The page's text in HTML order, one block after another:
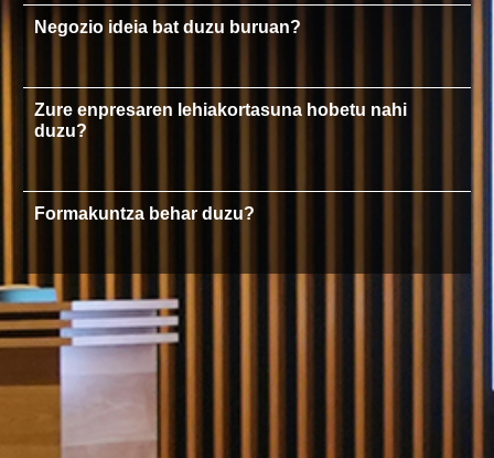
Negozio ideia bat duzu buruan?
Zure enpresaren lehiakortasuna hobetu nahi
duzu?
Formakuntza behar duzu?